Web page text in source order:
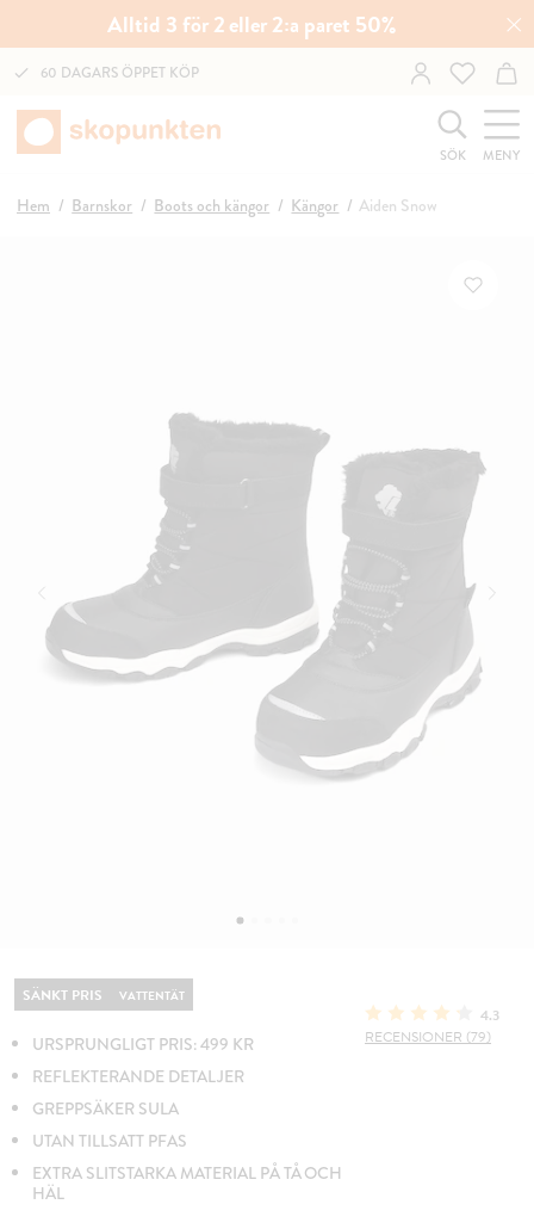
Alltid 3 för 2 eller 2:a paret 50%
60 DAGARS ÖPPET KÖP
SÖK MENY
Hem Barnskor Boots och kängor Kängor Aiden Snow
SÄNKT PRIS VATTENTÄT
URSPRUNGLIGT PRIS: 499 KR
REFLEKTERANDE DETALJER
GREPPSÄKER SULA
UTAN TILLSATT PFAS
EXTRA SLITSTARKA MATERIAL PÅ TÅ OCH
HÄL
4.3
RECENSIONER (79)